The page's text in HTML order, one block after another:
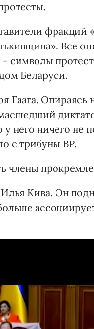
фракций
Все
- символы
Беларуси.
Гаага.
него ничего не
с трибуны ВР.
члены
Кива. Он